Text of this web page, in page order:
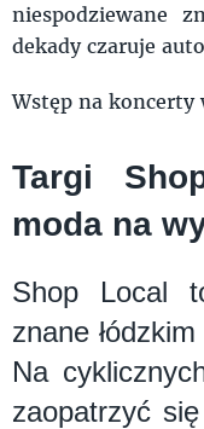
niespodziewane
dekady czaruje
Wstęp na koncerty
Targi
moda na
Shop Local
znane
Na
zaopatrzyć